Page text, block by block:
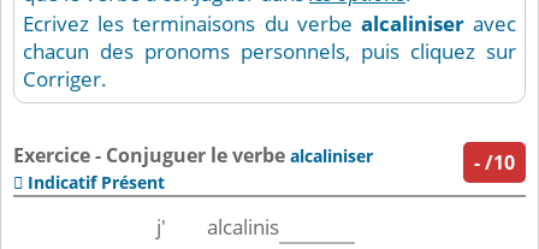
Ecrivez les terminaisons du verbe alcaliniseravec
chacun des pronoms personnels, puis cliquez sur
Corriger.
-/10
Exercice - Conjuguer le verbe alcaliniser
 Indicatif Présent
j'
alcalinis